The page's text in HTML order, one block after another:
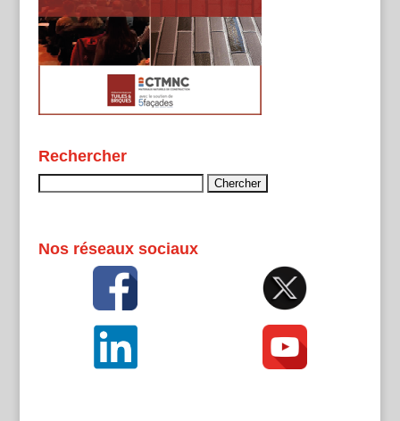
Rechercher
Nos réseaux sociaux